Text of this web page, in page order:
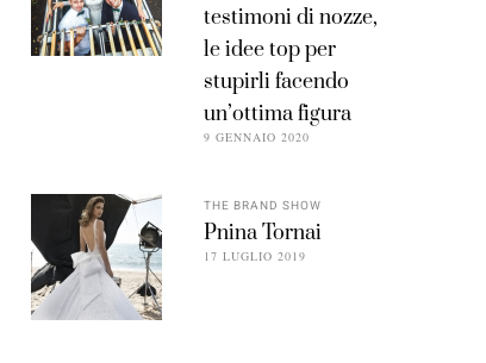
testimoni di nozze,
le idee top per
stupirli facendo
un’ottima figura
9 GENNAIO 2020
THE BRAND SHOW
Pnina Tornai
17 LUGLIO 2019